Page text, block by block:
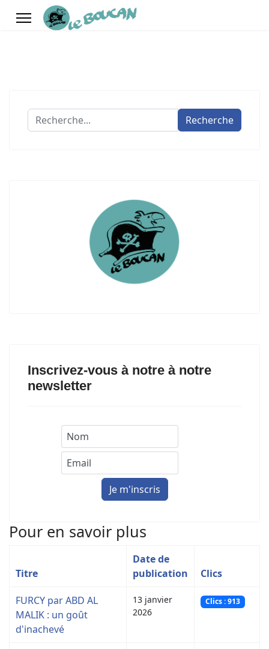
Recherche Recherche
Inscrivez-vous à notre à notre
newsletter
Pour en savoir plus
Titre
Date de
publication
Clics
FURCY par ABD AL
MALIK : un goût
d'inachevé
13 janvier
2026
Clics : 913